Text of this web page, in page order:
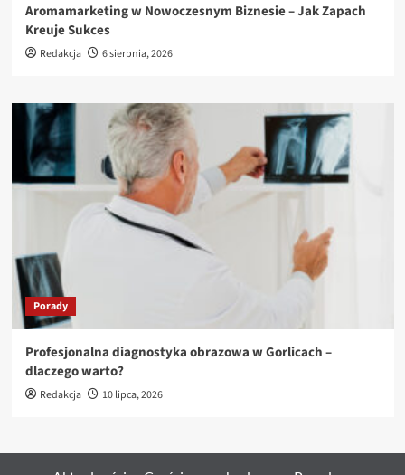
Aromamarketing w Nowoczesnym Biznesie – Jak Zapach
Kreuje Sukces
Redakcja 6 sierpnia, 2026
Porady
Profesjonalna diagnostyka obrazowa w Gorlicach –
dlaczego warto?
Redakcja 10 lipca, 2026